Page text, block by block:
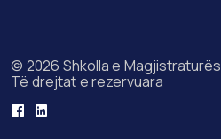
© 2026 Shkolla e Magjistraturës
Të drejtat e rezervuara